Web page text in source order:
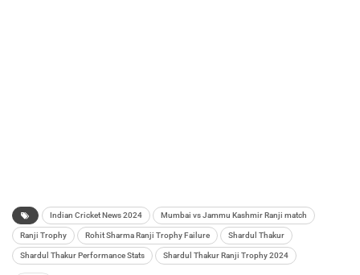
Indian Cricket News 2024 Mumbai vs Jammu Kashmir Ranji match
Ranji Trophy Rohit Sharma Ranji Trophy Failure Shardul Thakur
Shardul Thakur Performance Stats Shardul Thakur Ranji Trophy 2024